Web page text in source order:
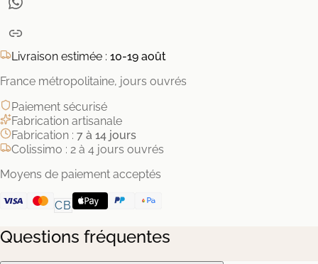
Livraison estimée : 10-19 août
France métropolitaine, jours ouvrés
Paiement sécurisé
Fabrication artisanale
Fabrication : 7 à 14 jours
Colissimo : 2 à 4 jours ouvrés
Moyens de paiement acceptés
CB
Questions fréquentes